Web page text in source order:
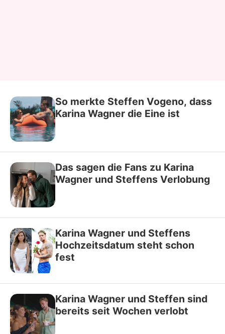
So merkte Steffen Vogeno, dass
Karina Wagner die Eine ist
Das sagen die Fans zu Karina
Wagner und Steffens Verlobung
Karina Wagner und Steffens
Hochzeitsdatum steht schon
fest
Karina Wagner und Steffen sind
bereits seit Wochen verlobt